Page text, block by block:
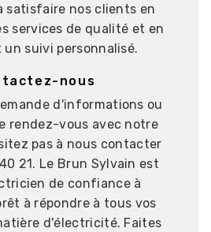
satisfaire nos clients en
services de qualité et en
un suivi personnalisé.
nous
d'informations ou
rendez-vous avec notre
pas à nous contacter
21. Le Brun Sylvain est
de confiance à
à répondre à tous vos
d'électricité. Faites